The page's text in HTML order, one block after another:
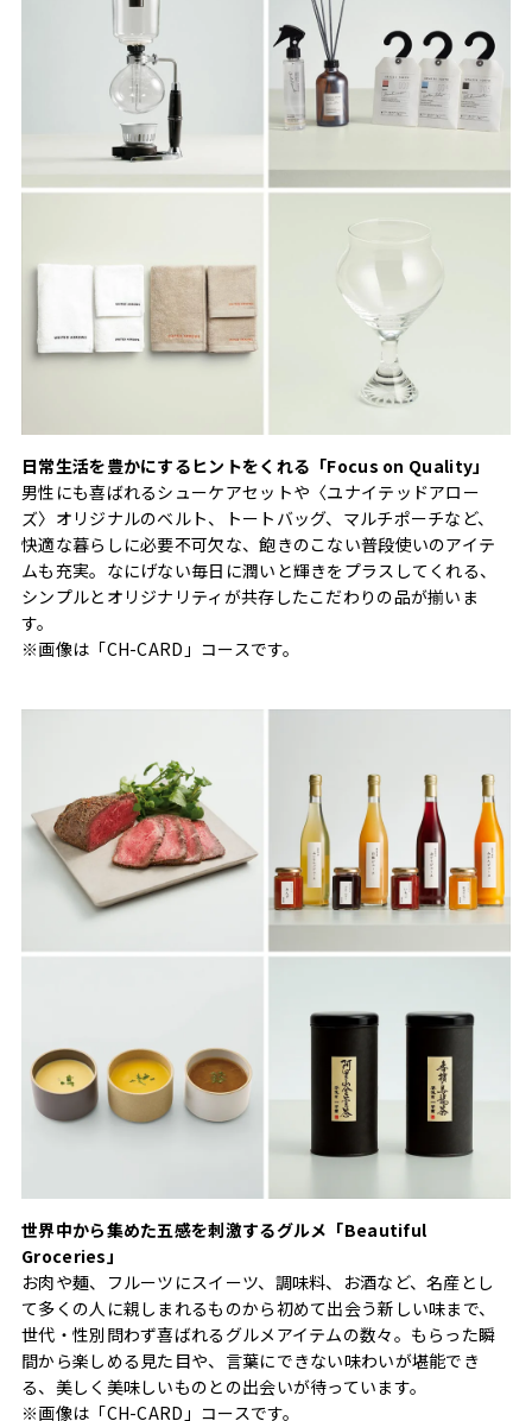
日常生活を豊かにするヒントをくれる「Focus on Quality」
男性にも喜ばれるシューケアセットや〈ユナイテッドアロー
ズ〉オリジナルのベルト、トートバッグ、マルチポーチなど、
快適な暮らしに必要不可欠な、飽きのこない普段使いのアイテ
ムも充実。なにげない毎日に潤いと輝きをプラスしてくれる、
シンプルとオリジナリティが共存したこだわりの品が揃いま
す。
※画像は「CH-CARD」コースです。
世界中から集めた五感を刺激するグルメ「Beautiful
Groceries」
お肉や麺、フルーツにスイーツ、調味料、お酒など、名産とし
て多くの人に親しまれるものから初めて出会う新しい味まで、
世代・性別問わず喜ばれるグルメアイテムの数々。もらった瞬
間から楽しめる見た目や、言葉にできない味わいが堪能でき
る、美しく美味しいものとの出会いが待っています。
※画像は「CH-CARD」コースです。